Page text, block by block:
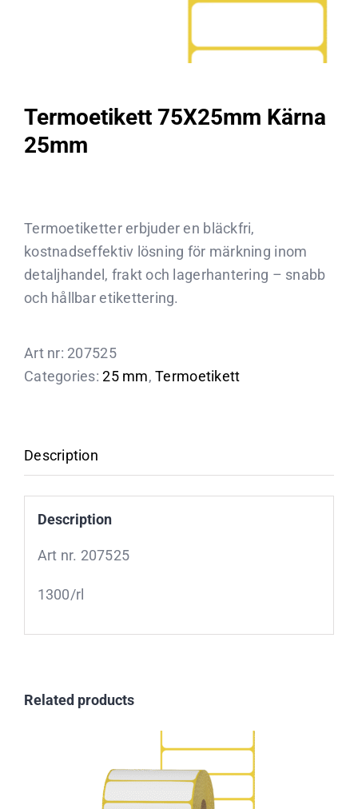
Termoetikett 75X25mm Kärna
25mm
Termoetiketter erbjuder en bläckfri,
kostnadseffektiv lösning för märkning inom
detaljhandel, frakt och lagerhantering – snabb
och hållbar etikettering.
Art nr: 207525
Categories:25 mm,Termoetikett
Description
Description
Art nr. 207525
1300/rl
Related products